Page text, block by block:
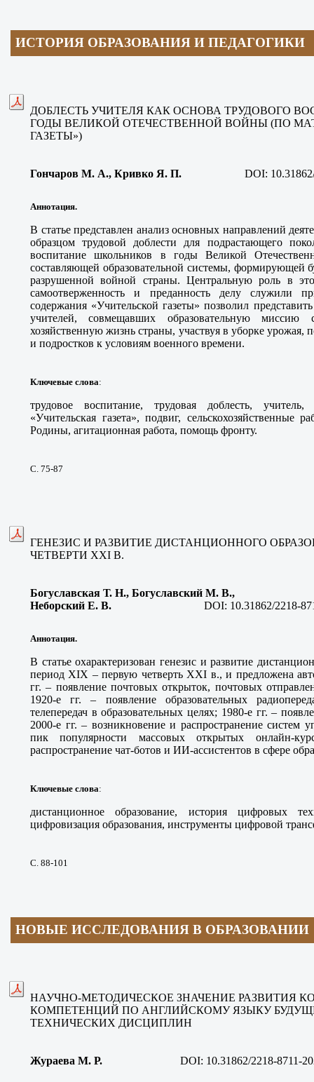
ИСТОРИЯ ОБРАЗОВАНИЯ И ПЕДАГОГИКИ
ДОБЛЕСТЬ УЧИТЕЛЯ КАК ОСНОВА ТРУДОВОГО
ГОДЫ ВЕЛИКОЙ ОТЕЧЕСТВЕННОЙ ВОЙНЫ (ПО
ГАЗЕТЫ»)
Гончаров М. А., Кривко Я. П. DOI:
Аннотация.
В статье представлен анализ основных направлений
образцом трудовой доблести для подрастающего
воспитание школьников в годы Великой
составляющей образовательной системы, формирующей
разрушенной войной страны. Центральную роль в
самоотверженность и преданность делу служили
содержания «Учительской газеты» позволил
учителей, совмещавших образовательную
хозяйственную жизнь страны, участвуя в уборке урожая,
и подростков к условиям военного времени.
Ключевые слова:
трудовое воспитание, трудовая доблесть,
«Учительская газета», подвиг, сельскохозяйственные
Родины, агитационная работа, помощь фронту.
С. 75-87
ГЕНЕЗИС И РАЗВИТИЕ ДИСТАНЦИОННОГО
ЧЕТВЕРТИ ХХI В.
Богуславская Т. Н., Богуславский М. В.,
Неборский Е. В. DOI: 10.31862/2218-
Аннотация.
В статье охарактеризован генезис и развитие
период XIX – первую четверть XXI в., и предложена
гг. – появление почтовых открыток, почтовых
1920-е гг. – появление образовательных
телепередач в образовательных целях; 1980-е гг. –
2000-е гг. – возникновение и распространение систем
пик популярности массовых открытых онлайн-
распространение чат-ботов и ИИ-ассистентов в сфере
Ключевые слова:
дистанционное образование, история цифровых
цифровизация образования, инструменты цифровой
С. 88-101
НОВЫЕ ИССЛЕДОВАНИЯ В ОБРАЗОВАНИИ
НАУЧНО-МЕТОДИЧЕСКОЕ ЗНАЧЕНИЕ РАЗВИТИЯ
КОМПЕТЕНЦИЙ ПО АНГЛИЙСКОМУ ЯЗЫКУ
ТЕХНИЧЕСКИХ ДИСЦИПЛИН
Жураева М. Р. DOI: 10.31862/2218-8711-